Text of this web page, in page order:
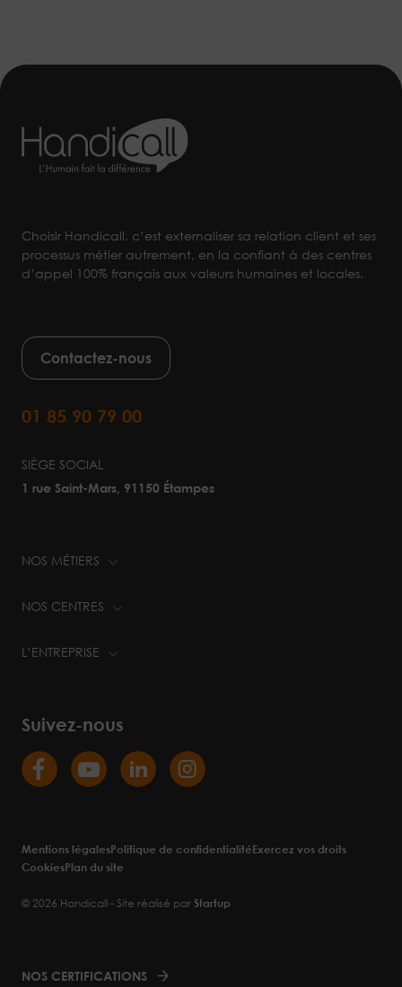
Choisir Handicall, c’est externaliser sa relation client et ses
processus métier autrement, en la confiant à des centres
d’appel 100% français aux valeurs humaines et locales.
Contactez-nous
01 85 90 79 00
SIÈGE SOCIAL
1 rue Saint-Mars, 91150 Étampes
NOS MÉTIERS
NOS CENTRES
L’ENTREPRISE
Suivez-nous
Mentions légalesPolitique de confidentialitéExercez vos droits
CookiesPlan du site
© 2026 Handicall - Site réalisé par Startup
NOS CERTIFICATIONS